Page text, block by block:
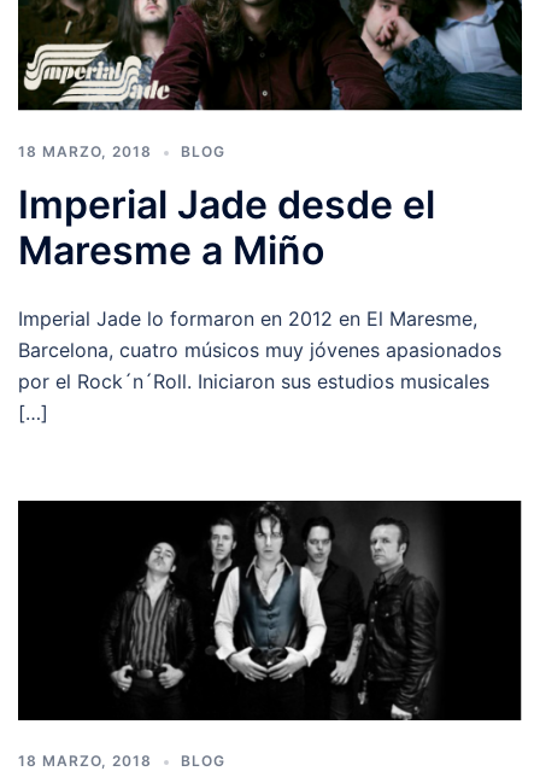
18 MARZO, 2018 BLOG
Imperial Jade desde el
Maresme a Miño
Imperial Jade lo formaron en 2012 en El Maresme,
Barcelona, cuatro músicos muy jóvenes apasionados
por el Rock´n´Roll. Iniciaron sus estudios musicales
[…]
18 MARZO, 2018 BLOG